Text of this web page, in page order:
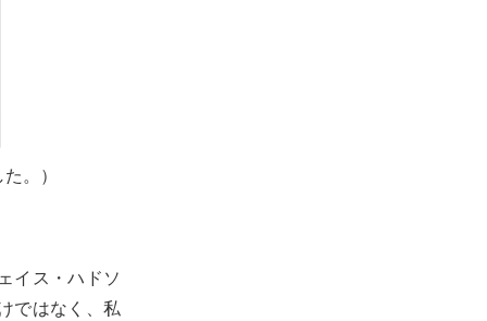
。）
イス・ハドソ
ではなく、私